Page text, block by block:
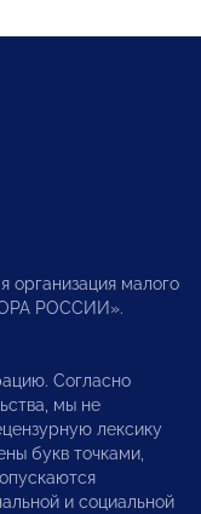
малого
РОССИИ».
Согласно
мы не
лексику
букв точками,
и социальной